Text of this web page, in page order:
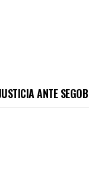
ANTE SEGOB